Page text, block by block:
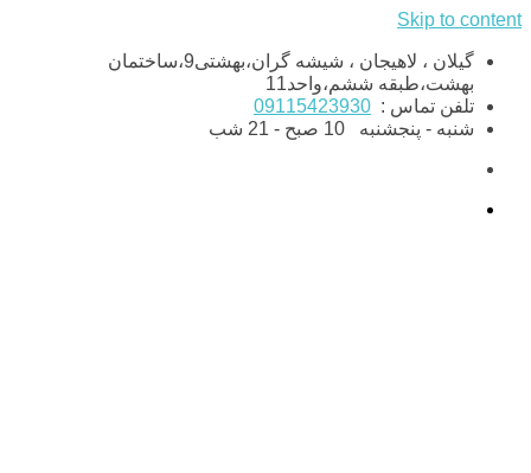
Skip to content
گیلان ، لاهیجان ، شیشه گران،بهشتی9،ساختمان
بهشت،طبقه ششم،واحد11
تلفن تماس : 09115423930
شنبه - پنجشنبه